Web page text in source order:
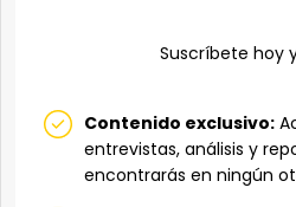
Suscríbete hoy
Contenido exclusivo:
entrevistas, análisis y
encontrarás en ningún